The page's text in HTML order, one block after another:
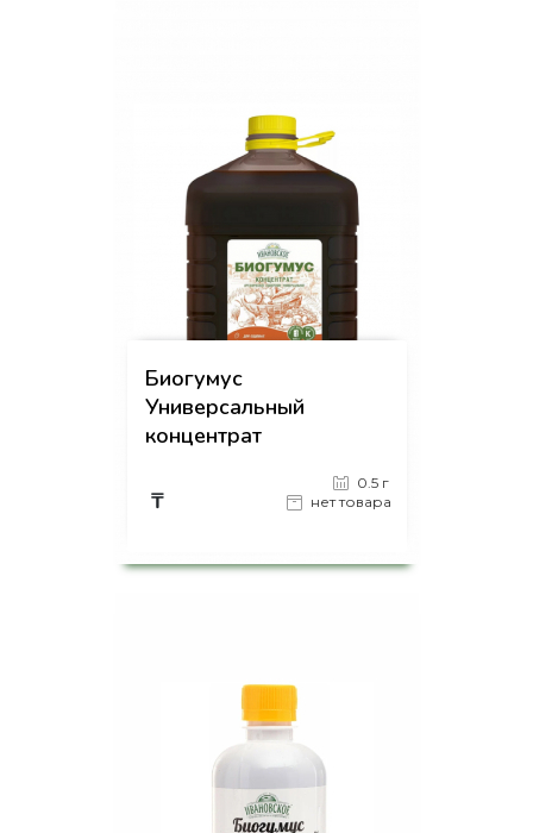
Биогумус
Универсальный
концентрат
₸
0.5 г
нет товара